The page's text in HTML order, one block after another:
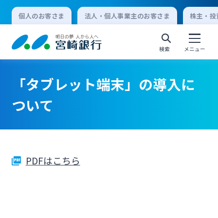
個人のお客さま 法人・個人事業主のお客さま 株主・
検索 メニュー
個人向けインターネットバンキング
ログオン
法人向けインターネットバンキング
「タブレット端末」の導入に
ついて
PDFはこちら